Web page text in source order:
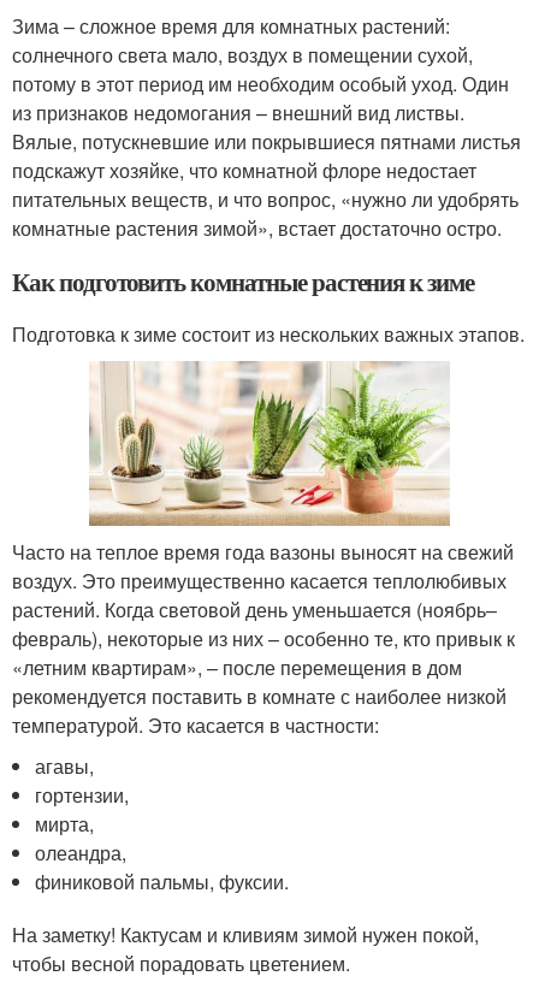
Зима – сложное время для комнатных растений:
солнечного света мало, воздух в помещении сухой,
потому в этот период им необходим особый уход. Один
из признаков недомогания – внешний вид листвы.
Вялые, потускневшие или покрывшиеся пятнами листья
подскажут хозяйке, что комнатной флоре недостает
питательных веществ, и что вопрос, «нужно ли удобрять
комнатные растения зимой», встает достаточно остро.
Как подготовить комнатные растения к зиме
Подготовка к зиме состоит из нескольких важных этапов.
Часто на теплое время года вазоны выносят на свежий
воздух. Это преимущественно касается теплолюбивых
растений. Когда световой день уменьшается (ноябрь–
февраль), некоторые из них – особенно те, кто привык к
«летним квартирам», – после перемещения в дом
рекомендуется поставить в комнате с наиболее низкой
температурой. Это касается в частности:
агавы,
гортензии,
мирта,
олеандра,
финиковой пальмы, фуксии.
На заметку! Кактусам и кливиям зимой нужен покой,
чтобы весной порадовать цветением.